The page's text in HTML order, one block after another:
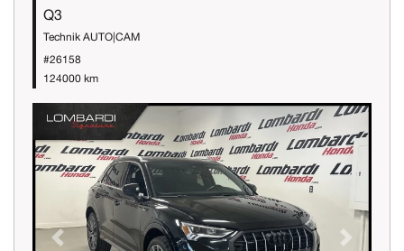
Q3
Technik AUTO|CAM
#26158
124000 km
Previous Next